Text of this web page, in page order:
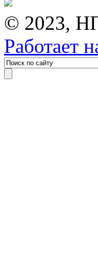
© 2023,
Работает